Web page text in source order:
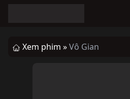
Xem phim »Vô Gian